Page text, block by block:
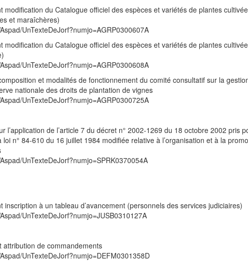
modification du Catalogue officiel des espèces et variétés de plantes
et maraîchères)
UnTexteDeJorf?numjo=AGRP0300607A
modification du Catalogue officiel des espèces et variétés de plantes
UnTexteDeJorf?numjo=AGRP0300608A
et modalités de fonctionnement du comité consultatif sur la
nationale des droits de plantation de vignes
UnTexteDeJorf?numjo=AGRP0300725A
l’application de l’article 7 du décret n° 2002-1269 du 18 octobre 2002 pris
loi n° 84-610 du 16 juillet 1984 modifiée relative à l’organisation et à la
UnTexteDeJorf?numjo=SPRK0370054A
à un tableau d’avancement (personnels des services judiciaires)
UnTexteDeJorf?numjo=JUSB0310127A
de commandements
UnTexteDeJorf?numjo=DEFM0301358D